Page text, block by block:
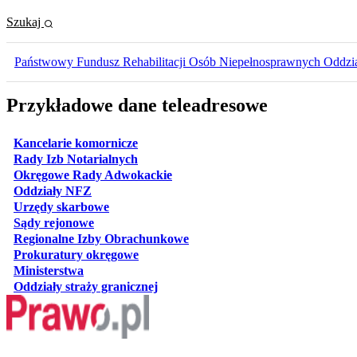
Szukaj
Państwowy Fundusz Rehabilitacji Osób Niepełnosprawnych
Przykładowe dane teleadresowe
Kancelarie komorniczeotwiera się w nowej karcie
Rady Izb Notarialnych
Okręgowe Rady Adwokackieotwiera się w nowej karcie
Oddziały NFZ
Urzędy skarboweotwiera się w nowej karcie
Sądy rejonoweotwiera się w nowej karcie
Regionalne Izby Obrachunkoweotwiera się w nowej karcie
Prokuratury okręgoweotwiera się w nowej karcie
Ministerstwa
Oddziały straży granicznejotwiera się w nowej karcie